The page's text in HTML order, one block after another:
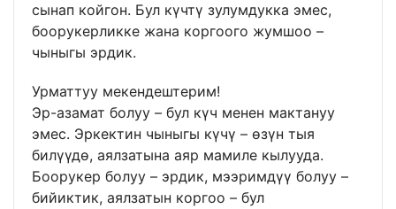
сынап койгон. Бул күчтү зулумдукка эмес,
боорукерликке жана коргоого жумшоо –
чыныгы эрдик.
Урматтуу мекендештерим!
Эр-азамат болуу – бул күч менен мактануу
эмес. Эркектин чыныгы күчү – өзүн тыя
билүүдө, аялзатына аяр мамиле кылууда.
Боорукер болуу – эрдик, мээримдүү болуу –
бийиктик, аялзатын коргоо – бул